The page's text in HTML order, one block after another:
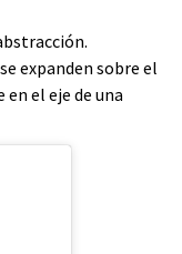
expanden sobre el
el eje de una